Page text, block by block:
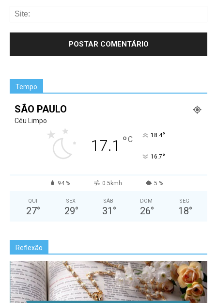
Tempo
SÃO PAULO
Céu Limpo
17.1 °C 18.4°
16.7°
94 % 0.5kmh 5 %
QUI
27°
SEX
29°
SÁB
31 °
DOM
26°
SEG
18°
Reflexão